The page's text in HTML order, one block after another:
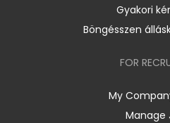
Gyakori
Böngésszen
FOR
My
Manage